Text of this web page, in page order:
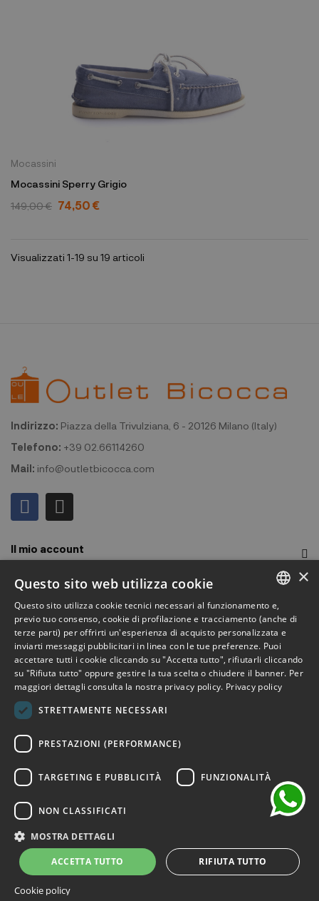
Mocassini
Mocassini Sperry Grigio
149,00 € 74,50 €
Visualizzati 1-19 su 19 articoli
Indirizzo: Piazza della Trivulziana, 6 - 20126 Milano (Italy)
Telefono: +39 02.66114260
Mail: info@outletbicocca.com
Il mio account
Outlet Bicocca
Iscriviti alla Newsletter
Iscriviti per ricevere accesso anticipato a saldi, ultimi arrivi,
promozioni e molto altro.
©2026 Outlet Bicocca - P.IVA 06736400968 - Piazza della
Trivulziana, 6 - 20126 Milano - Italia
Powered byKForge
ITALIAN
ENGLISH
FRENCH
GERMAN
×
Questo sito web utilizza cookie
Questo sito utilizza cookie tecnici necessari al funzionamento e,
previo tuo consenso, cookie di profilazione e tracciamento (anche di
terze parti) per offrirti un'esperienza di acquisto personalizzata e
inviarti messaggi pubblicitari in linea con le tue preferenze. Puoi
accettare tutti i cookie cliccando su "Accetta tutto", rifiutarli cliccando
su "Rifiuta tutto" oppure gestire la tua scelta o chiudere il banner. Per
maggiori dettagli consulta la nostra privacy policy. Privacy policy
STRETTAMENTE NECESSARI
PRESTAZIONI (PERFORMANCE)
TARGETING E PUBBLICITÀ FUNZIONALITÀ
NON CLASSIFICATI
MOSTRA DETTAGLI
ACCETTA TUTTO RIFIUTA TUTTO
Cookie policy